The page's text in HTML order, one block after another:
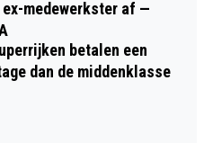
medewerkster af —
betalen een
dan de middenklasse